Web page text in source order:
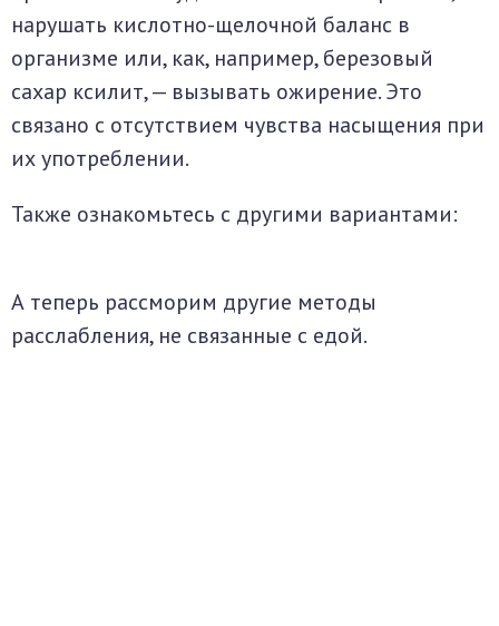
нарушать кислотно-щелочной баланс в
организме или, как, например, березовый
сахар ксилит, — вызывать ожирение. Это
связано с отсутствием чувства насыщения при
их употреблении.
Также ознакомьтесь с другими вариантами:
А теперь рассморим другие методы
расслабления, не связанные с едой.